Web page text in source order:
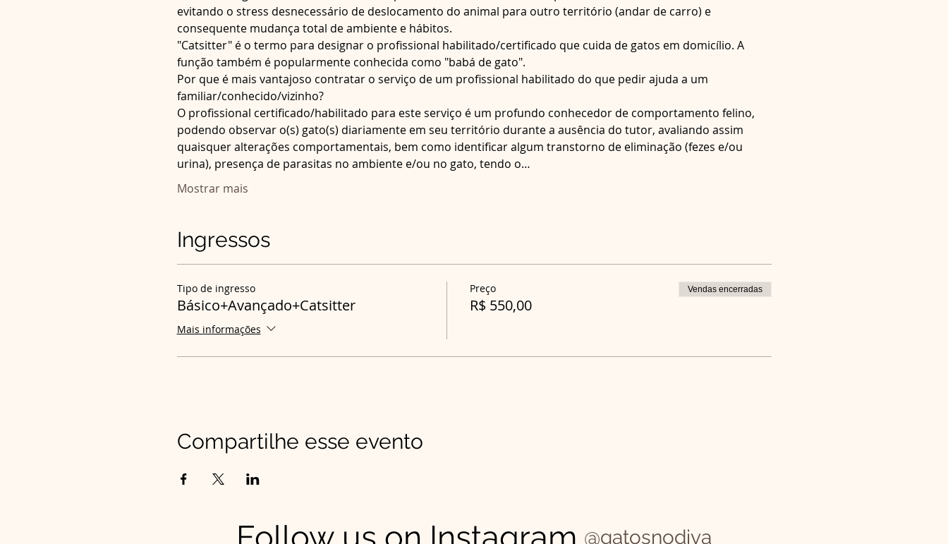
evitando o stress desnecessário de deslocamento do animal para outro território (andar de carro) e
consequente mudança total de ambiente e hábitos.
"Catsitter" é o termo para designar o profissional habilitado/certificado que cuida de gatos em domicílio. A
função também é popularmente conhecida como "babá de gato".
Por que é mais vantajoso contratar o serviço de um profissional habilitado do que pedir ajuda a um
familiar/conhecido/vizinho?
O profissional certificado/habilitado para este serviço é um profundo conhecedor de comportamento felino,
podendo observar o(s) gato(s) diariamente em seu território durante a ausência do tutor, avaliando assim
quaisquer alterações comportamentais, bem como identificar algum transtorno de eliminação (fezes e/ou
urina), presença de parasitas no ambiente e/ou no gato, tendo o…
Mostrar mais
Ingressos
Tipo de ingresso
Básico+Avançado+Catsitter
Mais informações
Preço
R$ 550,00
Vendas encerradas
Compartilhe esse evento
@gatosnodiva